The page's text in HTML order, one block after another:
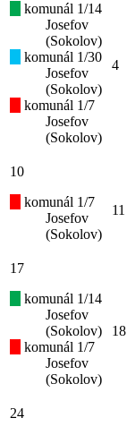
komunál 1/14
Josefov
(Sokolov)
komunál 1/30
Josefov
(Sokolov)
komunál 1/7
Josefov
(Sokolov)
4
10
komunál 1/7
Josefov
(Sokolov)
11
17
komunál 1/14
Josefov
(Sokolov)
komunál 1/7
Josefov
(Sokolov)
18
24